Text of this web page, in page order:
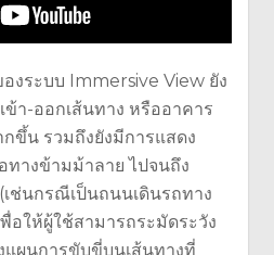
งระบบ Immersive View ยัง
ข้า-ออกเส้นทาง หรืออาคาร
ขึ้น รวมถึงยังมีการแสดง
างข้ามม้าลาย ไปจนถึง
ช่นกรณีเป็นถนนเดินรถทาง
อให้ผู้ใช้สามารถระมัดระวัง
แผนการขับขี่บนเส้นทางที่